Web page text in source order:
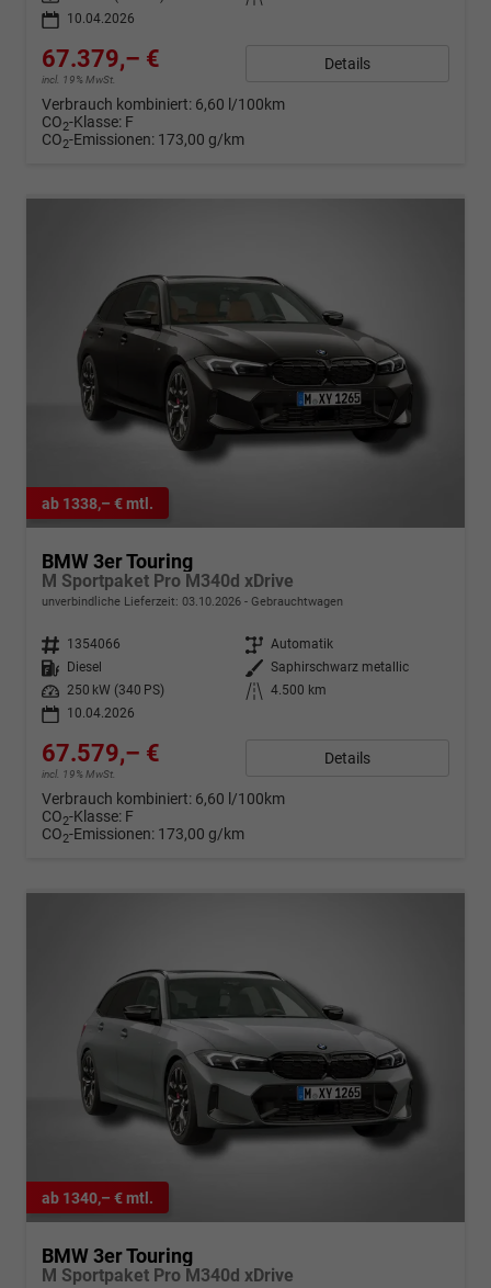
10.04.2026
67.379,– €
incl. 19% MwSt.
Details
Verbrauch kombiniert: 6,60 l/100km
CO2-Klasse: F
CO2-Emissionen: 173,00 g/km
ab 1338,– € mtl.
BMW 3er Touring
M Sportpaket Pro M340d xDrive
unverbindliche Lieferzeit: 03.10.2026 Gebrauchtwagen
Fahrzeugnr. 1354066 Getriebe Automatik
Kraftstoff
Diesel Außenfarbe Saphirschwarz metallic
Leistung
250 kW (340 PS) Kilometerstand
4.500 km
10.04.2026
67.579,– €
incl. 19% MwSt.
Details
Verbrauch kombiniert: 6,60 l/100km
CO2-Klasse: F
CO2-Emissionen: 173,00 g/km
ab 1340,– € mtl.
BMW 3er Touring
M Sportpaket Pro M340d xDrive